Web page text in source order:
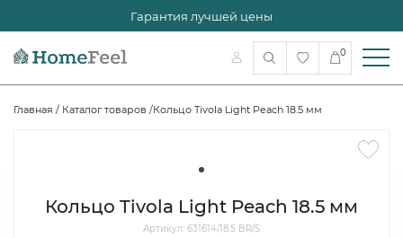
Гарантия лучшей цены
0
Главная / Каталог товаров /Кольцо Tivola Light Peach 18.5 мм
Кольцо Tivola Light Peach 18.5 мм
Артикул: 631614/18.5 BR/S